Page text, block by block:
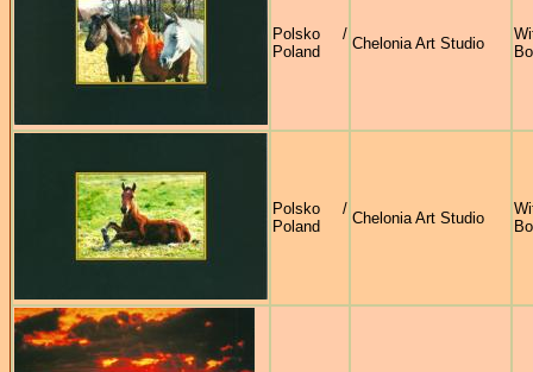
Polsko /
Poland
Chelonia Art Studio
Polsko /
Poland
Chelonia Art Studio